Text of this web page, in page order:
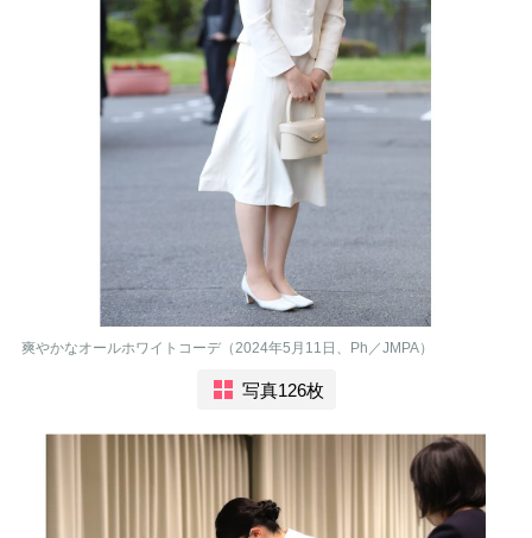
爽やかなオールホワイトコーデ（2024年5月11日、Ph／JMPA）
写真126枚